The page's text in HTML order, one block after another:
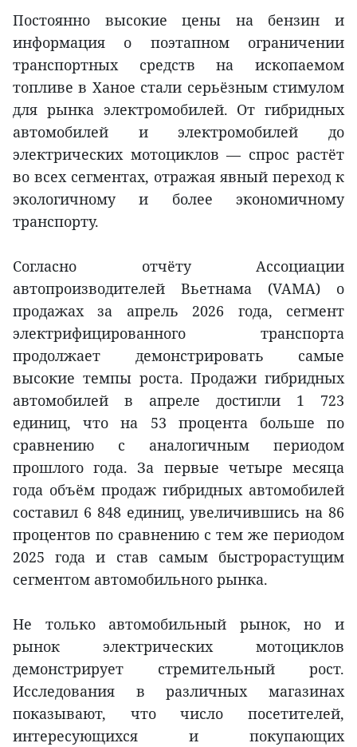
Постоянно высокие цены на бензин и
информация о поэтапном ограничении
транспортных средств на ископаемом
топливе в Ханое стали серьёзным стимулом
для рынка электромобилей. От гибридных
автомобилей и электромобилей до
электрических мотоциклов — спрос растёт
во всех сегментах, отражая явный переход к
экологичному и более экономичному
транспорту.
Согласно отчёту Ассоциации
автопроизводителей Вьетнама (VAMA) о
продажах за апрель 2026 года, сегмент
электрифицированного транспорта
продолжает демонстрировать самые
высокие темпы роста. Продажи гибридных
автомобилей в апреле достигли 1 723
единиц, что на 53 процента больше по
сравнению с аналогичным периодом
прошлого года. За первые четыре месяца
года объём продаж гибридных автомобилей
составил 6 848 единиц, увеличившись на 86
процентов по сравнению с тем же периодом
2025 года и став самым быстрорастущим
сегментом автомобильного рынка.
Не только автомобильный рынок, но и
рынок электрических мотоциклов
демонстрирует стремительный рост.
Исследования в различных магазинах
показывают, что число посетителей,
интересующихся и покупающих